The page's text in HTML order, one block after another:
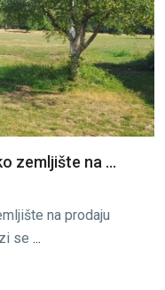
zemljište na ...
na prodaju
se ...